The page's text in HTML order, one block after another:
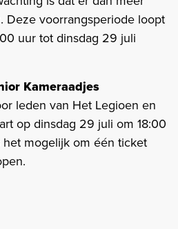
Deze voorrangsperiode loopt
uur tot dinsdag 29 juli
Kameraadjes
leden van Het Legioen en
op dinsdag 29 juli om 18:00
het mogelijk om één ticket